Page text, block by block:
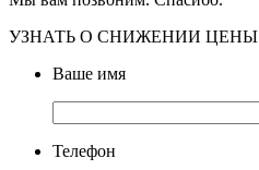
УЗНАТЬ О СНИЖЕНИИ ЦЕНЫ
Ваше имя
Телефон